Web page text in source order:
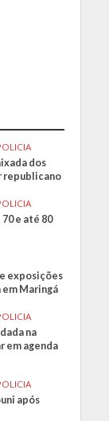
dos
republicano
e até 80
exposições
em Maringá
na
em agenda
após